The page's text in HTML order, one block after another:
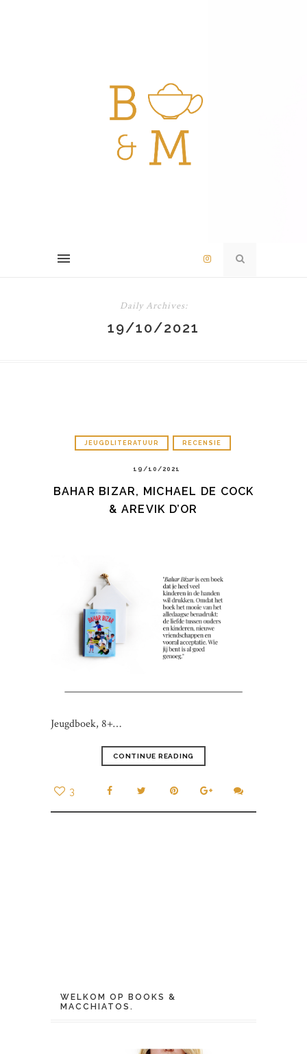
Daily Archives:
19/10/2021
JEUGDLITERATUUR RECENSIE
19/10/2021
BAHAR BIZAR, MICHAEL DE COCK
& AREVIK D’OR
Jeugdboek, 8+…
CONTINUE READING
3
WELKOM OP BOOKS &
MACCHIATOS.